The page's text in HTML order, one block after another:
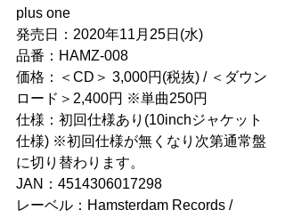
plus one
発売日：2020年11月25日(水)
品番：HAMZ-008
価格：＜CD＞ 3,000円(税抜) / ＜ダウン
ロード＞2,400円 ※単曲250円
仕様：初回仕様あり(10inchジャケット
仕様) ※初回仕様が無くなり次第通常盤
に切り替わります。
JAN：4514306017298
レーベル：Hamsterdam Records /